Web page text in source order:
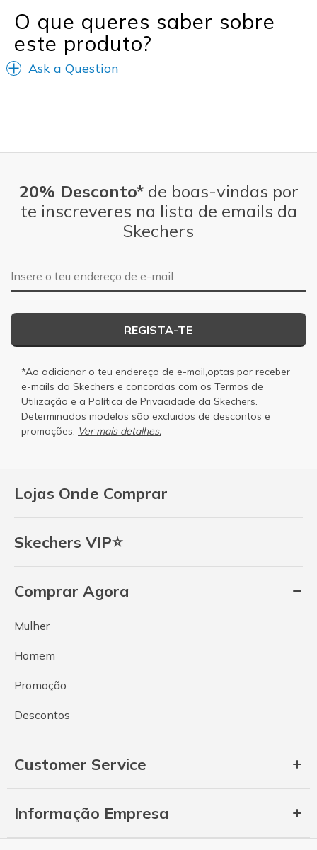
O que queres saber sobre
este produto?
Ask a Question
Lojas Onde Comprar
Skechers VIP⭐
Comprar Agora
Mulher
Homem
Promoção
Descontos
Customer Service
Informação Empresa
20% Desconto*de boas-vindas por
te inscreveres na lista de emails da
Skechers
Endereço de e-mail
REGISTA-TE
*Ao adicionar o teu endereço de e-mail,optas por receber
e-mails da Skechers e concordas com os Termos de
Utilização e a Política de Privacidade da Skechers.
Determinados modelos são excluidos de descontos e
promoções. Ver mais detalhes.